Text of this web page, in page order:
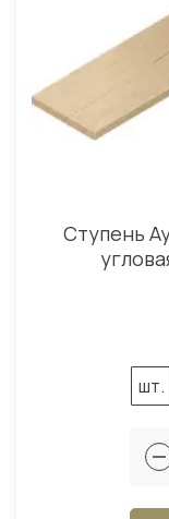
Ступень
шт.